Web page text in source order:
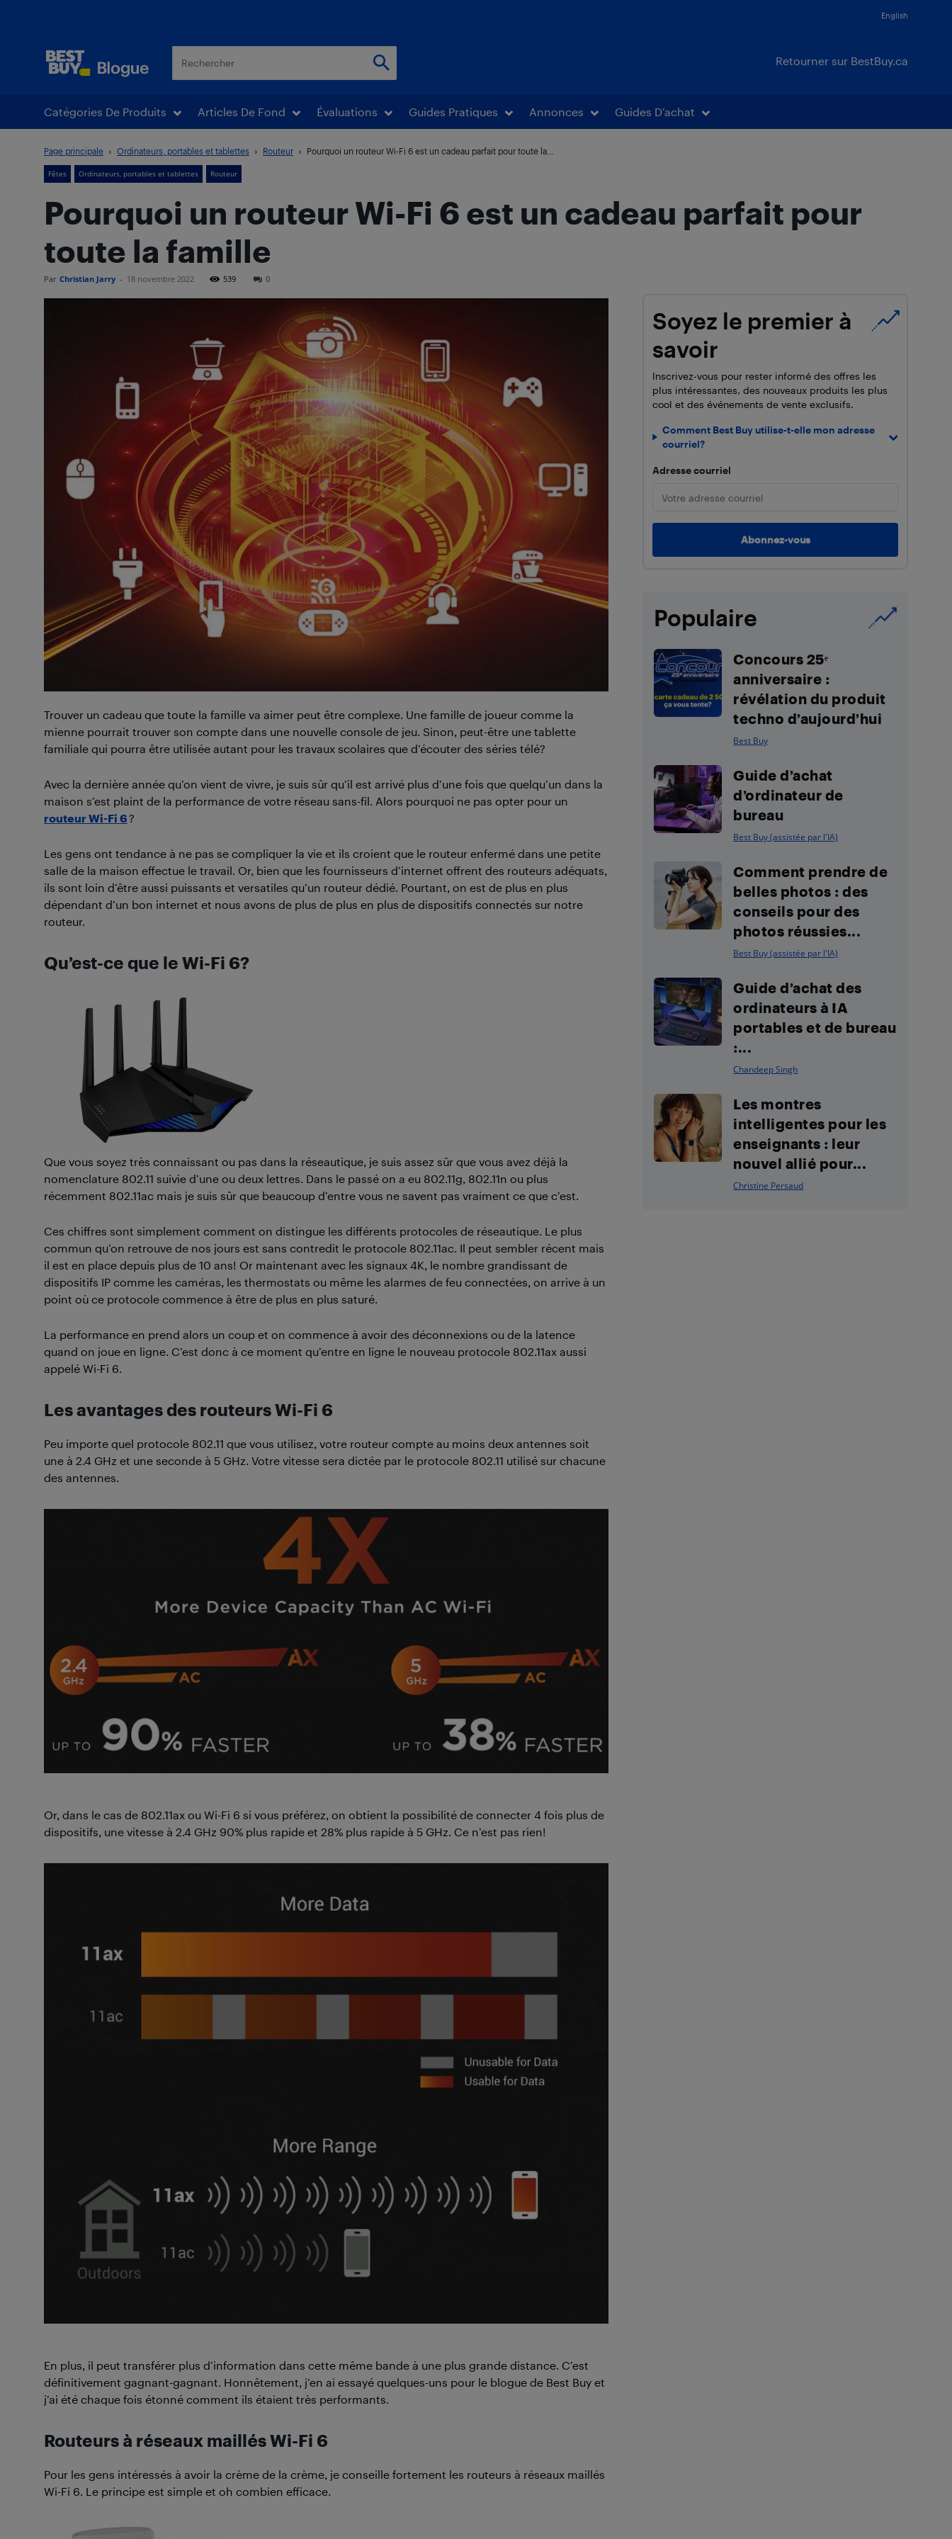
English
Retourner sur BestBuy.ca
Catégories De Produits Articles De Fond Évaluations Guides Pratiques Annonces Guides D’achat
Page principale Ordinateurs, portables et tablettes Routeur Pourquoi un routeur Wi-Fi 6 est un cadeau parfait pour toute la...
Fêtes Ordinateurs, portables et tablettes Routeur
Pourquoi un routeur Wi-Fi 6 est un cadeau parfait pour
toute la famille
Par Christian Jarry - 18 novembre 2022 539 0
Trouver un cadeau que toute la famille va aimer peut être complexe. Une famille de joueur comme la
mienne pourrait trouver son compte dans une nouvelle console de jeu. Sinon, peut-être une tablette
familiale qui pourra être utilisée autant pour les travaux scolaires que d’écouter des séries télé?
Avec la dernière année qu’on vient de vivre, je suis sûr qu’il est arrivé plus d’une fois que quelqu’un dans la
maison s’est plaint de la performance de votre réseau sans-fil. Alors pourquoi ne pas opter pour un
routeur Wi-Fi 6?
Les gens ont tendance à ne pas se compliquer la vie et ils croient que le routeur enfermé dans une petite
salle de la maison effectue le travail. Or, bien que les fournisseurs d’internet offrent des routeurs adéquats,
ils sont loin d’être aussi puissants et versatiles qu’un routeur dédié. Pourtant, on est de plus en plus
dépendant d’un bon internet et nous avons de plus de plus en plus de dispositifs connectés sur notre
routeur.
Qu’est-ce que le Wi-Fi 6?
Que vous soyez très connaissant ou pas dans la réseautique, je suis assez sûr que vous avez déjà la
nomenclature 802.11 suivie d’une ou deux lettres. Dans le passé on a eu 802.11g, 802.11n ou plus
récemment 802.11ac mais je suis sûr que beaucoup d’entre vous ne savent pas vraiment ce que c’est.
Ces chiffres sont simplement comment on distingue les différents protocoles de réseautique. Le plus
commun qu’on retrouve de nos jours est sans contredit le protocole 802.11ac. Il peut sembler récent mais
il est en place depuis plus de 10 ans! Or maintenant avec les signaux 4K, le nombre grandissant de
dispositifs IP comme les caméras, les thermostats ou même les alarmes de feu connectées, on arrive à un
point où ce protocole commence à être de plus en plus saturé.
La performance en prend alors un coup et on commence à avoir des déconnexions ou de la latence
quand on joue en ligne. C’est donc à ce moment qu’entre en ligne le nouveau protocole 802.11ax aussi
appelé Wi-Fi 6.
Les avantages des routeurs Wi-Fi 6
Peu importe quel protocole 802.11 que vous utilisez, votre routeur compte au moins deux antennes soit
une à 2.4 GHz et une seconde à 5 GHz. Votre vitesse sera dictée par le protocole 802.11 utilisé sur chacune
des antennes.
Or, dans le cas de 802.11ax ou Wi-Fi 6 si vous préférez, on obtient la possibilité de connecter 4 fois plus de
dispositifs, une vitesse à 2.4 GHz 90% plus rapide et 28% plus rapide à 5 GHz. Ce n’est pas rien!
En plus, il peut transférer plus d’information dans cette même bande à une plus grande distance. C’est
définitivement gagnant-gagnant. Honnêtement, j’en ai essayé quelques-uns pour le blogue de Best Buy et
j’ai été chaque fois étonné comment ils étaient très performants.
Routeurs à réseaux maillés Wi-Fi 6
Pour les gens intéressés à avoir la crème de la crème, je conseille fortement les routeurs à réseaux maillés
Wi-Fi 6. Le principe est simple et oh combien efficace.
Soyez le premier à
savoir
Inscrivez-vous pour rester informé des offres les
plus intéressantes, des nouveaux produits les plus
cool et des événements de vente exclusifs.
Comment Best Buy utilise-t-elle mon adresse
courriel?
Adresse courriel
Populaire
Concours 25ᵉ
anniversaire :
révélation du produit
techno d’aujourd’hui
Best Buy
Guide d’achat
d’ordinateur de
bureau
Best Buy (assistée par l'IA)
Comment prendre de
belles photos : des
conseils pour des
photos réussies...
Best Buy (assistée par l'IA)
Guide d’achat des
ordinateurs à IA
portables et de bureau
:...
Chandeep Singh
Les montres
intelligentes pour les
enseignants : leur
nouvel allié pour...
Christine Persaud